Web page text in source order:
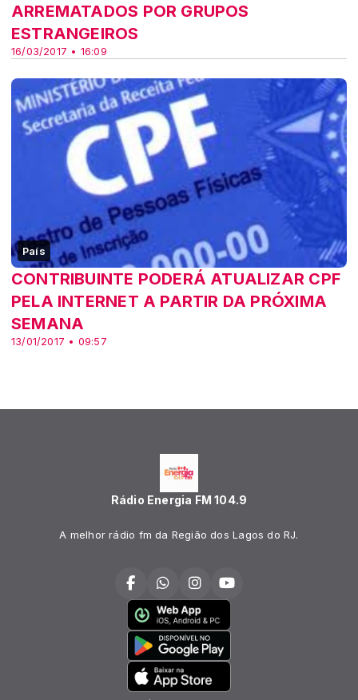
16/03/2017 • 16:09
ARREMATADOS POR GRUPOS
ESTRANGEIROS
País
13/01/2017 • 09:57
CONTRIBUINTE PODERÁ ATUALIZAR CPF
PELA INTERNET A PARTIR DA PRÓXIMA
SEMANA
Rádio Energia FM 104.9
A melhor rádio fm da Região dos Lagos do RJ.